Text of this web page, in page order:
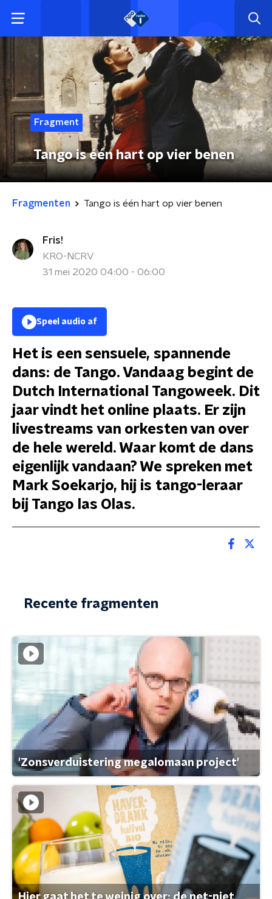
Fragment
Tango is één hart op vier benen
Fragmenten Tango is één hart op vier benen
Fris!
KRO-NCRV
31 mei 2020 04:00 - 06:00
Speel audio af
Het is een sensuele, spannende
dans: de Tango. Vandaag begint de
Dutch International Tangoweek. Dit
jaar vindt het online plaats. Er zijn
livestreams van orkesten van over
de hele wereld. Waar komt de dans
eigenlijk vandaan? We spreken met
Mark Soekarjo, hij is tango-leraar
bij Tango las Olas.
Recente fragmenten
'Zonsverduistering megalomaan project'